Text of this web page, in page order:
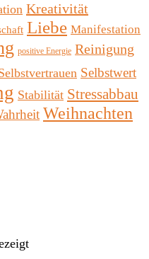
Kreativität
Liebe Manifestation
positive Energie Reinigung
Selbstwert
Stabilität Stressabbau
Weihnachten